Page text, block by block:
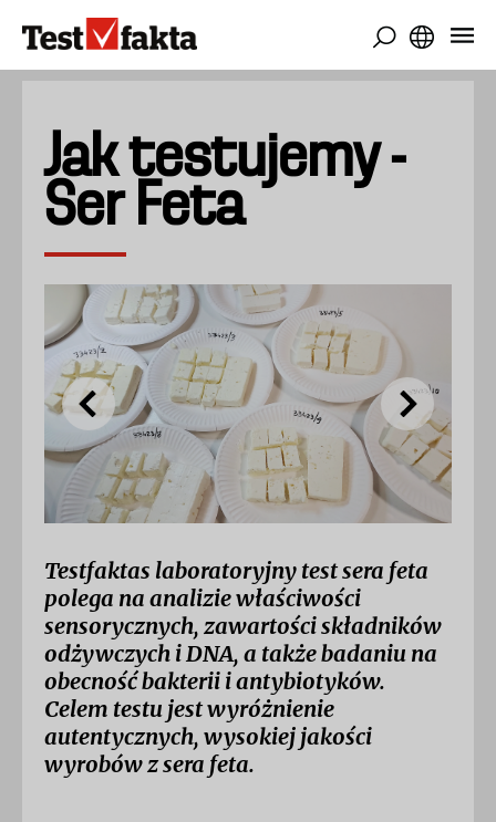
treści
Jak testujemy -
Ser Feta
Testfaktas laboratoryjny test sera feta
polega na analizie właściwości
sensorycznych, zawartości składników
odżywczych i DNA, a także badaniu na
obecność bakterii i antybiotyków.
Celem testu jest wyróżnienie
autentycznych, wysokiej jakości
wyrobów z sera feta.